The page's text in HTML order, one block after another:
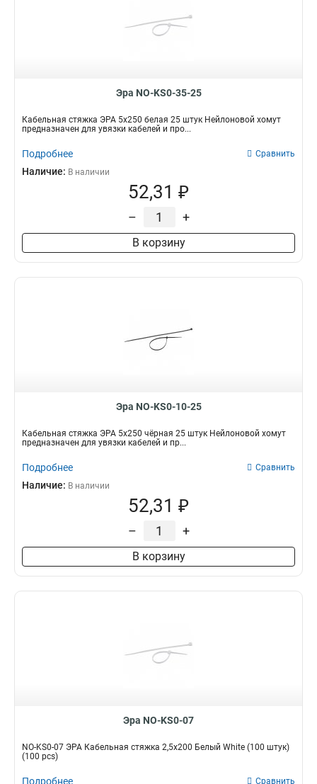
Эра NO-KS0-35-25
Кабельная стяжка ЭРА 5x250 белая 25 штук Нейлоновой хомут
предназначен для увязки кабелей и про...
Подробнее Сравнить
Наличие: В наличии
52,31 ₽
– +
В корзину
Эра NO-KS0-10-25
Кабельная стяжка ЭРА 5x250 чёрная 25 штук Нейлоновой хомут
предназначен для увязки кабелей и пр...
Подробнее Сравнить
Наличие: В наличии
52,31 ₽
– +
В корзину
Эра NO-KS0-07
NO-KS0-07 ЭРА Кабельная стяжка 2,5х200 Белый White (100 штук)
(100 pcs)
Подробнее Сравнить